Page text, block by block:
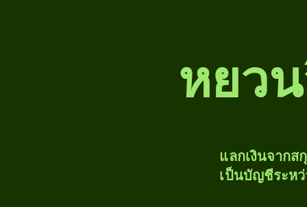
หยว
แลกเงินจากส
เป็นบัญชีระหว่